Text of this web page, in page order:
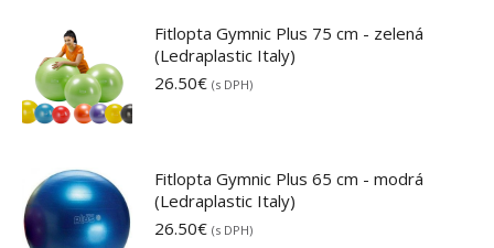
Fitlopta Gymnic Plus 75 cm - zelená
(Ledraplastic Italy)
26.50€ (s DPH)
Fitlopta Gymnic Plus 65 cm - modrá
(Ledraplastic Italy)
26.50€ (s DPH)